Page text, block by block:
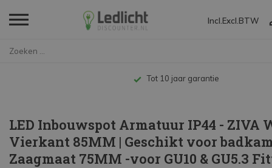
Incl. Excl. BTW
Tot 10 jaar garantie
LED Inbouwspot Armatuur IP44 - ZIVA
Vierkant 85MM | Geschikt voor
Zaagmaat 75MM -voor GU10 & GU5.3